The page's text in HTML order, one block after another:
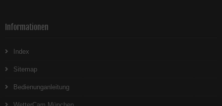
Informationen
Index
Sitemap
Bedienunganleitung